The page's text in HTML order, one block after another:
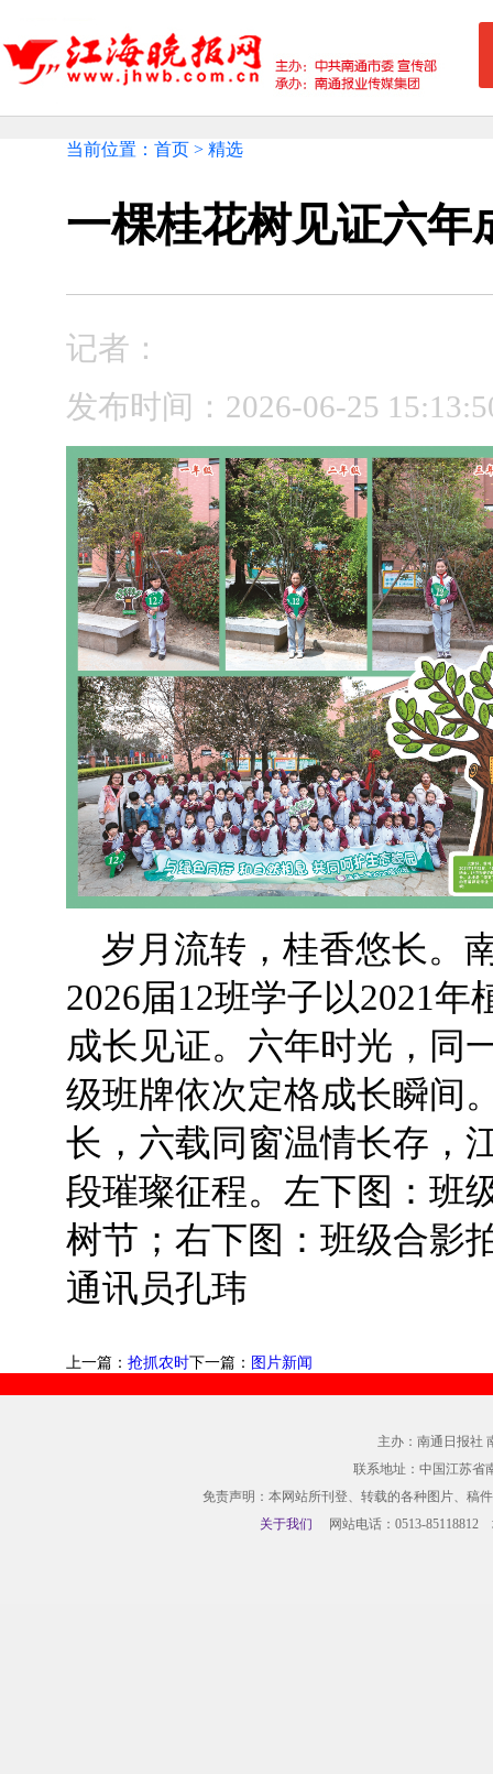
当前位置：首页 > 精选
一棵桂花树见证六年
记者：
发布时间：2026-06-25
岁月流转，桂香悠长。
2026届12班学子以2021
成长见证。六年时光，同
级班牌依次定格成长瞬间
长，六载同窗温情长存，
段璀璨征程。左下图：班
树节；右下图：班级合影
通讯员孔玮
上一篇： 抢抓农时下一篇： 图片新闻
主办：南通日报社
联系地址：中国江苏省
免责声明：本网站所刊登、转载的各种图片、稿
关于我们 网站电话：0513-85118812